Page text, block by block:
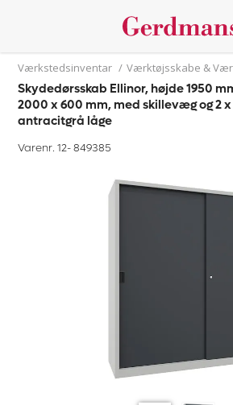
Værkstedsinventar / Værktøjsskabe &
Skydedørsskab Ellinor, højde 1950
2000 x 600 mm, med skillevæg og 2
antracitgrå låge
Varenr. 12-849385